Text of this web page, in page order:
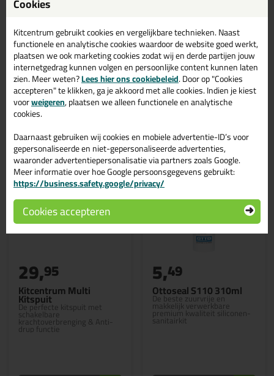
vandaag nog! Vandaag besteld = morgen in huis.
Wil je meer weten over de toepassing en kenmerken van dit
product?Lees alles over dit product >
Gerelateerde producten
Kitcentrum Multi
Kitspuit
De perfecte kitspuit met
schakelbare
krachtoverbrenging & Anti-
drup functie
29,95
Ottoseal S110 310ml
De beste zuurvrije en
makkelijk verwerkbare
premium kwaliteit siliconen-
sanitairkit
5,49
Kitcentrum gebruikt cookies en vergelijkbare technieken. Naast
functionele en analytische cookies waardoor de website goed werkt,
plaatsen we ook marketing cookies zodat wij en derde partijen jouw
internetgedrag kunnen volgen en persoonlijke content kunnen laten
zien. Meer weten?Lees hier ons cookiebeleid. Door op "Cookies
accepteren" te klikken, ga je akkoord met alle cookies. Indien je kiest
voorweigeren, plaatsen we alleen functionele en analytische
cookies.
Daarnaast gebruiken wij cookies en mobiele advertentie-ID’s voor
gepersonaliseerde en niet-gepersonaliseerde advertenties,
waaronder advertentiepersonalisatie via partners zoals Google.
Meer informatie over hoe Google persoonsgegevens gebruikt:
https://business.safety.google/privacy/
Cookies accepteren